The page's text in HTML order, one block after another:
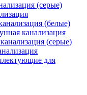
(серые)
(белые)
канализация
(серые)
для